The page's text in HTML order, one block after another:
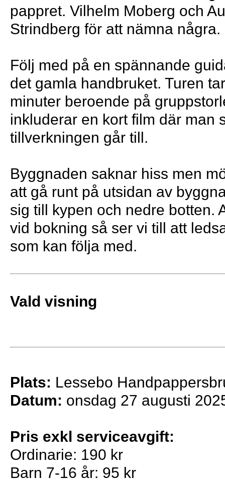
pappret. Vilhelm Moberg och
Strindberg för att nämna några.
Följ med på en spännande
det gamla handbruket. Turen
minuter beroende på
inkluderar en kort film där man
tillverkningen går till.
Byggnaden saknar hiss men
att gå runt på utsidan av
sig till kypen och nedre botten.
vid bokning så ser vi till att
som kan följa med.
Vald visning
Plats: Lessebo
Datum: onsdag 27 augusti
Pris exkl serviceavgift:
Ordinarie: 190 kr
Barn 7-16 år: 95 kr